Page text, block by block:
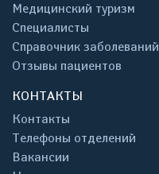
Медицинский туризм
Специалисты
Справочник заболеваний
Отзывы пациентов
КОНТАКТЫ
Контакты
Телефоны отделений
Вакансии